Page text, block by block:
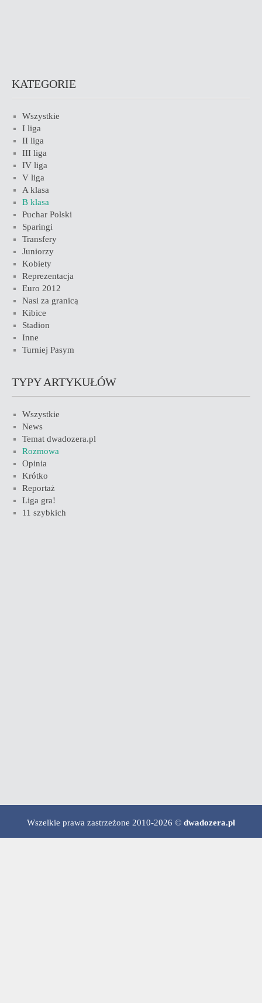
KATEGORIE
Wszystkie
I liga
II liga
III liga
IV liga
V liga
A klasa
B klasa
Puchar Polski
Sparingi
Transfery
Juniorzy
Kobiety
Reprezentacja
Euro 2012
Nasi za granicą
Kibice
Stadion
Inne
Turniej Pasym
TYPY ARTYKUŁÓW
Wszystkie
News
Temat dwadozera.pl
Rozmowa
Opinia
Krótko
Reportaż
Liga gra!
11 szybkich
Wszelkie prawa zastrzeżone 2010-2026 © dwadozera.pl